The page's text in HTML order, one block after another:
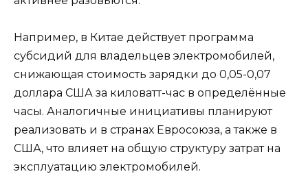
Например, в Китае действует программа
субсидий для владельцев электромобилей,
снижающая стоимость зарядки до 0,05-0,07
доллара США за киловатт-час в определённые
часы. Аналогичные инициативы планируют
реализовать и в странах Евросоюза, а также в
США, что влияет на общую структуру затрат на
эксплуатацию электромобилей.